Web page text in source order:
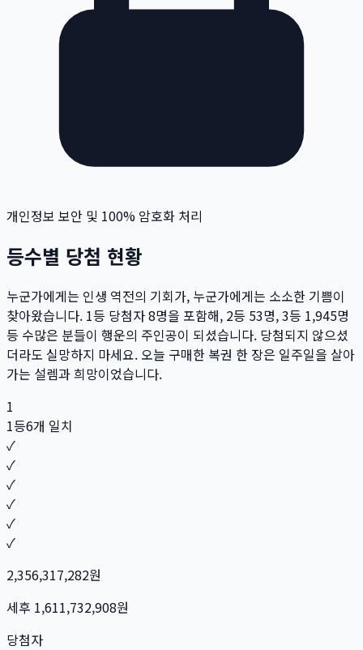
개인정보 보안 및 100% 암호화 처리
등수별 당첨 현황
누군가에게는 인생 역전의 기회가, 누군가에게는 소소한 기쁨이
찾아왔습니다. 1등 당첨자8명을 포함해, 2등 53명, 3등 1,945명
등 수많은 분들이 행운의 주인공이 되셨습니다. 당첨되지 않으셨
더라도 실망하지 마세요. 오늘 구매한 복권 한 장은 일주일을 살아
가는 설렘과 희망이었습니다.
1
1등6개 일치
✓
✓
✓
✓
✓
✓
2,356,317,282원
세후 1,611,732,908원
당첨자